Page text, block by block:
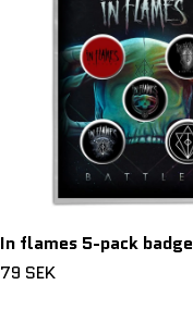
In flames 5-pack badge
79 SEK